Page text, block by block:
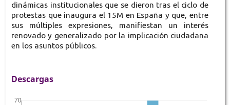
dinámicas institucionales que se dieron tras el ciclo de
protestas que inaugura el 15M en España y que, entre
sus múltiples expresiones, manifiestan un interés
renovado y generalizado por la implicación ciudadana
en los asuntos públicos.
Descargas